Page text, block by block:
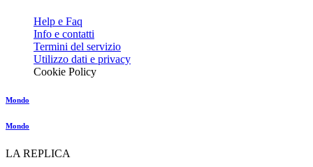
Help e Faq
Info e contatti
Termini del servizio
Utilizzo dati e privacy
Cookie Policy
Mondo
Mondo
LA REPLICA